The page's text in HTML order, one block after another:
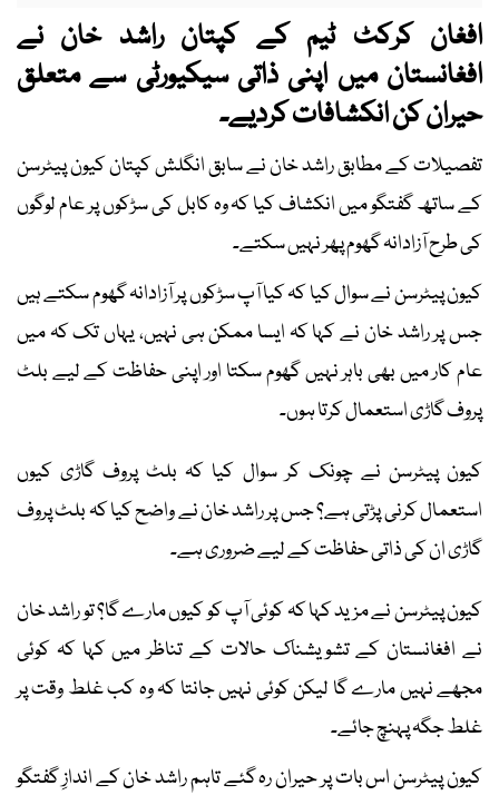
افغان کرکٹ ٹیم کے کپتان راشد خان نے
افغانستان میں اپنی ذاتی سیکیورٹی سے متعلق
حیران کن انکشافات کردیے۔
تفصیلات کے مطابق راشد خان نے سابق انگلش کپتان کیون پیٹرسن
کے ساتھ گفتگو میں انکشاف کیا کہ وہ کابل کی سڑکوں پر عام لوگوں
کی طرح آزادانہ گھوم پھر نہیں سکتے۔
کیون پیٹرسن نے سوال کیا کہ کیا آپ سڑکوں پر آزادانہ گھوم سکتے ہیں
جس پر راشد خان نے کہا کہ ایسا ممکن ہی نہیں، یہاں تک کہ میں
عام کار میں بھی باہر نہیں گھوم سکتا اور اپنی حفاظت کے لیے بلٹ
پروف گاڑی استعمال کرتا ہوں۔
کیون پیٹرسن نے چونک کر سوال کیا کہ بلٹ پروف گاڑی کیوں
استعمال کرنی پڑتی ہے؟ جس پر راشد خان نے واضح کیا کہ بلٹ پروف
گاڑی ان کی ذاتی حفاظت کے لیے ضروری ہے۔
کیون پیٹرسن نے مزید کہا کہ کوئی آپ کو کیوں مارے گا؟ تو راشد خان
نے افغانستان کے تشویشناک حالات کے تناظر میں کہا کہ کوئی
مجھے نہیں مارے گا لیکن کوئی نہیں جانتا کہ وہ کب غلط وقت پر
غلط جگہ پہنچ جائے۔
کیون پیٹرسن اس بات پر حیران رہ گئے تاہم راشد خان کے اندازِ گفتگو